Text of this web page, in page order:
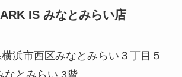
IS みなとみらい店
浜市西区みなとみらい３丁目５